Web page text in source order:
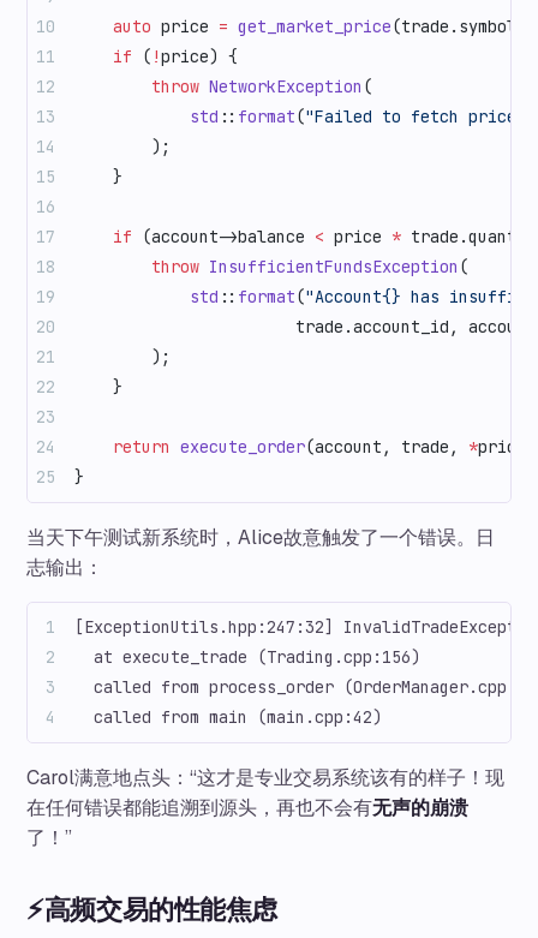
    auto
price = get_market_price(trade.symbol);
    if
( !price) {
        throw
NetworkException (
            std
:: format("Failed to fetch price
        );
    }
    if
(account->balance < price *
        throw
InsufficientFundsException (
            std
:: format("Account{} has
trade.account_id,
        );
    }
    return
execute_order(account, trade, *
}
当天下午测试新系统时，Alice故意触发了一个错误。日
志输出：
[ExceptionUtils.hpp:247:32]
  at execute_trade (Trading.cpp:156)
called from process_order
  called from main (main.cpp:42)
Carol满意地点头：“这才是专业交易系统该有的样子！现
在任何错误都能追溯到源头，再也不会有无声的崩溃
了！”
⚡高频交易的性能焦虑